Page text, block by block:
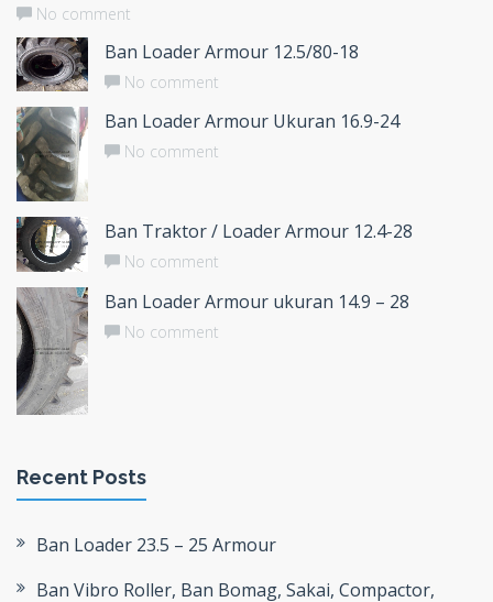
No comment
Ban Loader Armour 12.5/80-18
No comment
Ban Loader Armour Ukuran 16.9-24
No comment
Ban Traktor / Loader Armour 12.4-28
No comment
Ban Loader Armour ukuran 14.9 – 28
No comment
Recent Posts
Ban Loader 23.5 – 25 Armour
Ban Vibro Roller, Ban Bomag, Sakai, Compactor,